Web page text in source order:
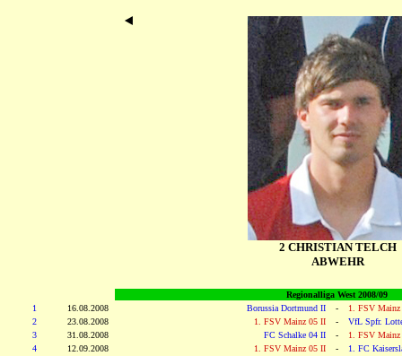
2 CHRISTIAN TELCH
ABWEHR
Regionalliga West 2008/09
1
16.08.2008 Borussia Dortmund II -
1. FSV
2
23.08.2008 1. FSV Mainz 05 II -
VfL Spfr.
3
31.08.2008 FC Schalke 04 II -
1. FSV
4
12.09.2008 1. FSV Mainz 05 II -
1. FC